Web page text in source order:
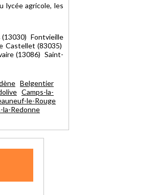
lycée agricole, les
Fontvieille
Castellet (83035)
(13086) Saint-
Belgentier
Camps-la-
le-Rouge
la-Redonne